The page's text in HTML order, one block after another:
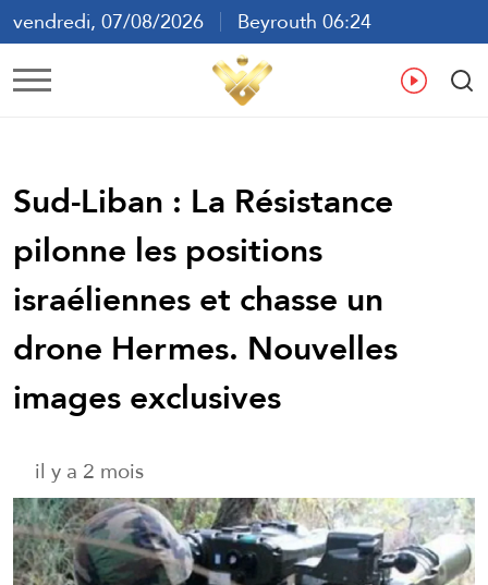
vendredi, 07/08/2026
Beyrouth 06:24
ع
Sud-Liban : La Résistance
pilonne les positions
israéliennes et chasse un
drone Hermes. Nouvelles
images exclusives
il y a 2 mois